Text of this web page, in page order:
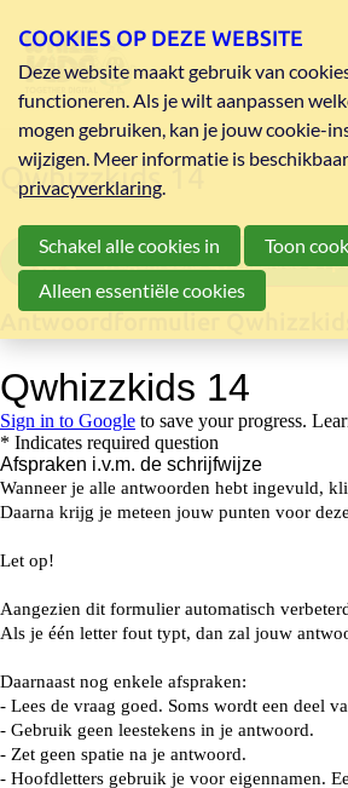
Qwhizzkids 14
vragenreeks Qwhizzkids 14
COOKIES OP DEZE WEBSITE
Deze website maakt gebruik van
functioneren. Als je wilt aanpassen
mogen gebruiken, kan je jouw cookie-
wijzigen. Meer informatie is
privacyverklaring.
Schakel alle cookies in
Toon
Alleen essentiële cookies